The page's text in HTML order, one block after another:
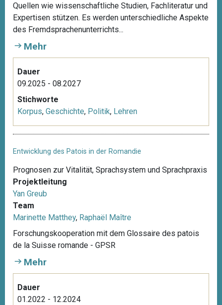
Quellen wie wissenschaftliche Studien, Fachliteratur und
Expertisen stützen. Es werden unterschiedliche Aspekte
des Fremdsprachenunterrichts...
Mehr
Dauer
09.2025 - 08.2027
Stichworte
Korpus, Geschichte, Politik, Lehren
Entwicklung des Patois in der Romandie
Prognosen zur Vitalität, Sprachsystem und Sprachpraxis
Projektleitung
Yan Greub
Team
Marinette Matthey, Raphaël Maître
Forschungskooperation mit dem Glossaire des patois
de la Suisse romande - GPSR
Mehr
Dauer
01.2022 - 12.2024